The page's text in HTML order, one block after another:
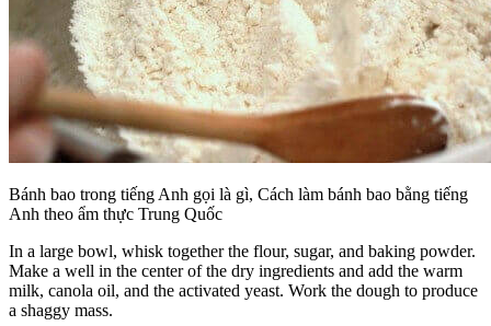
Bánh bao trong tiếng Anh gọi là gì, Cách làm bánh bao bằng tiếng
Anh theo ẩm thực Trung Quốc
In a large bowl, whisk together the flour, sugar, and baking powder.
Make a well in the center of the dry ingredients and add the warm
milk, canola oil, and the activated yeast. Work the dough to produce
a shaggy mass.